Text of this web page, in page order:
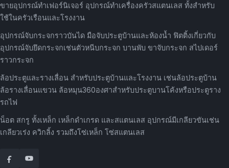
ขายอุปกรณ์ทำเฟอร์นิเจอร์ อุปกรณ์ทำเครื่องครัวสแตนเลส ทั้งสำหรับ
ใช้ในครัวเรือนและโรงงาน
อุปกรณ์จับกระจกราวบันได มือจับประตูบ้านและห้องน้ำ ฟิตติ้งเกี่ยวกับ
อุปกรณ์จับยึดกระจกเช่นตัวหนีบกระจก บานพับ ขาจับกระจก สไปเดอร์
ราวกระจก
ล้อประตูและรางเลื่อน สำหรับประตูบ้านและโรงงาน เช่นล้อประตูบ้าน
ล้อรางเลื่อนแขวน ล้อหมุน360องศาสำหรับประตูบานโค้งหรือประตูราง
รถไฟ
น็อต สกรู ทั้งเหล็ก เหล็กดำเกรด และสแตนเลส อุปกรณ์มีเกลียวขันเช่น
เกลียวเร่ง ควิกลิ้ง รวมถึงโซ่เหล็ก โซ่สแตนเลส